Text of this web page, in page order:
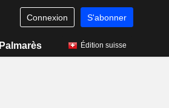
Connexion S'abonner
Palmarès Édition suisse